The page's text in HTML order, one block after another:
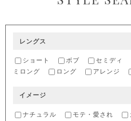
レングス
ショート ボブ セミディ
ミロング
ロング アレンジ
イメージ
ナチュラル モテ・愛され